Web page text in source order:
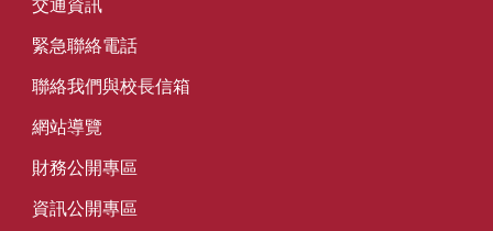
交通資訊
緊急聯絡電話
聯絡我們與校長信箱
網站導覽
財務公開專區
資訊公開專區